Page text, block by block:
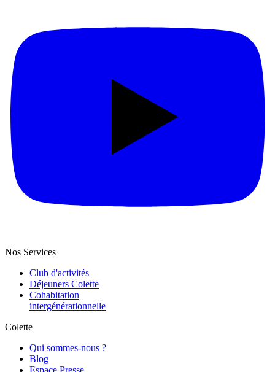
Nos Services
Club d'activités
Déjeuners Colette
Cohabitation
intergénération­nelle
Colette
Qui sommes-nous ?
Blog
Espace Presse